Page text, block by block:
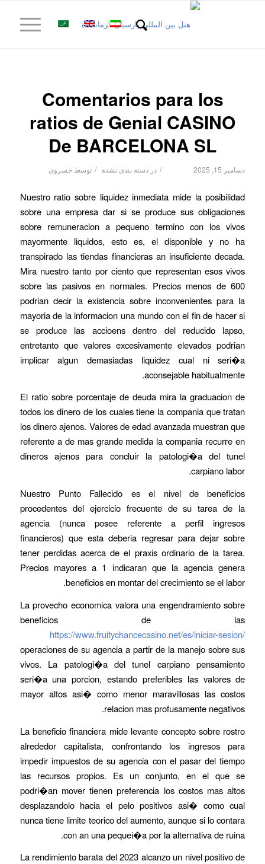
Comentarios para los
ratios de Genial CASINO
De BARCELONA SL
دسامبر 15, 2025 / در دسته بندی نشده / توسط خسروی
Nuestro ratio sobre liquidez inmediata mide la posibilidad
sobre una empresa dar si se produce sus obligaciones
sobre remuneracion a pequeno termino con los vivos
mayormente liquidos, esto es, el disponible y no ha
transpirado las tiendas financieras an insuficiente decada.
Mira nuestro tanto por ciento que representan esos vivos
sobre las pasivos en normales. Precios menos de 600
podrian decir la existencia sobre inconvenientes para la
mayoria de la informacion una mundo con el fin de hacer si
se produce las accioens dentro del reducido lapso,
entretanto que valores excesivamente elevados podrian
implicar algun demasiadas liquidez cual ni seri�a
aconsejable habitualmente.
El ratio sobre porcentaje de deuda mira la graduacion de
todos los dinero de los cuales tiene la compania que tratan
los dinero ajenos. Valores de edad avanzada muestran que
referente a de mas grande medida la compania recurre en
dineros ajenos para concluir la patologi�a del tunel
carpiano labor.
Nuestro Punto Fallecido es el nivel de beneficios
procedentes del ejercicio frecuente de su tarea de la
agencia (nunca posee referente a perfil ingresos
financieros) que esta deberia regresar para dejar sobre
tener perdidas acerca de el praxis ordinario de la tarea.
Precios mayores a 1 indicaran que la agencia genera
beneficios en montar del crecimiento se el labor.
La provecho economica valora una engendramiento sobre
beneficios de las
https://www.fruitychancecasino.net/es/iniciar-sesion/
operaciones de su agencia a partir de la manejo sobre sus
vivos. La patologi�a del tunel carpiano pensamiento
seri�a una porcion, estando preferibles las valores de
mayor altos asi� como menor maravillosas las costos
relacion mas profusamente negativos.
La beneficio financiera mide levante concepto sobre rostro
alrededor capitalista, confrontando los ingresos para
impedir impuestos de su agencia con el pasar del tiempo
las recursos propios. Es un conjunto, en el que se
podri�an mover tienen preferencia los costos mas altos
desplazandolo hacia el pelo positivos asi� como cual
nunca tiene limite teorico del aumento, aunque si lo contara
con an una pequei�a por la alternativa de ruina.
La rendimiento barata del 2023 alcanzo un nivel positivo de